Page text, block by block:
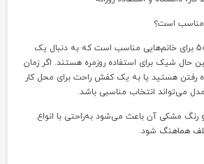
مناسب است؟
کفش اسپرت زنانه مدل 509 برای خانم‌هایی مناسب است که به دنبال یک
حال شیک برای استفاده روزمره هستند. اگر زمان
رفتن هستید یا به یک کفش راحت برای محل کار
مدل می‌تواند انتخاب مناسبی باشد.
رنگ مشکی آن باعث می‌شود به‌راحتی با انواع
هماهنگ شود.